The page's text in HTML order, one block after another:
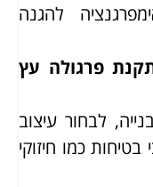
להגנה
פרגולה עץ
לבחור עיצוב
כמו חיזוקי